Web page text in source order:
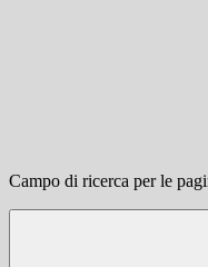
Campo di ricerca per le